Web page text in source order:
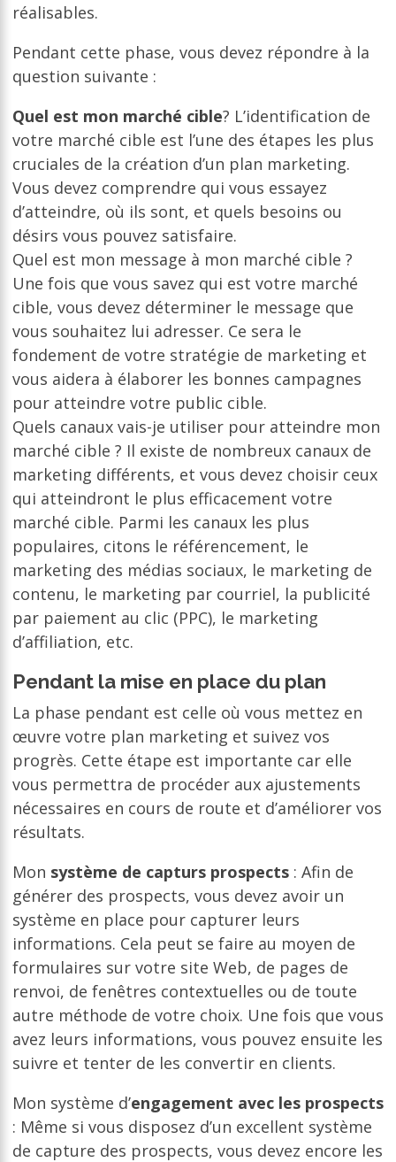
réalisables.
Pendant cette phase, vous devez répondre à la
question suivante :
Quel est mon marché cible? L’identification de
votre marché cible est l’une des étapes les plus
cruciales de la création d’un plan marketing.
Vous devez comprendre qui vous essayez
d’atteindre, où ils sont, et quels besoins ou
désirs vous pouvez satisfaire.
Quel est mon message à mon marché cible ?
Une fois que vous savez qui est votre marché
cible, vous devez déterminer le message que
vous souhaitez lui adresser. Ce sera le
fondement de votre stratégie de marketing et
vous aidera à élaborer les bonnes campagnes
pour atteindre votre public cible.
Quels canaux vais-je utiliser pour atteindre mon
marché cible ? Il existe de nombreux canaux de
marketing différents, et vous devez choisir ceux
qui atteindront le plus efficacement votre
marché cible. Parmi les canaux les plus
populaires, citons le référencement, le
marketing des médias sociaux, le marketing de
contenu, le marketing par courriel, la publicité
par paiement au clic (PPC), le marketing
d’affiliation, etc.
Pendant la mise en place du plan
La phase pendant est celle où vous mettez en
œuvre votre plan marketing et suivez vos
progrès. Cette étape est importante car elle
vous permettra de procéder aux ajustements
nécessaires en cours de route et d’améliorer vos
résultats.
Mon système de capturs prospects: Afin de
générer des prospects, vous devez avoir un
système en place pour capturer leurs
informations. Cela peut se faire au moyen de
formulaires sur votre site Web, de pages de
renvoi, de fenêtres contextuelles ou de toute
autre méthode de votre choix. Une fois que vous
avez leurs informations, vous pouvez ensuite les
suivre et tenter de les convertir en clients.
Mon système d’engagement avec les prospects
: Même si vous disposez d’un excellent système
de capture des prospects, vous devez encore les